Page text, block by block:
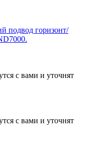
подвод горизонт/
с вами и уточнят
с вами и уточнят